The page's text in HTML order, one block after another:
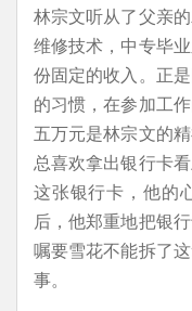
林宗文听从了父亲
维修技术，中专毕
份固定的收入。正
的习惯，在参加工
五万元是林宗文的
总喜欢拿出银行卡
这张银行卡，他的
后，他郑重地把银
嘱要雪花不能拆了
事。